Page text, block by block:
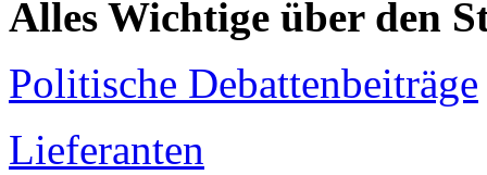
Alles Wichtige über den
Politische Debattenbeiträge
Lieferanten